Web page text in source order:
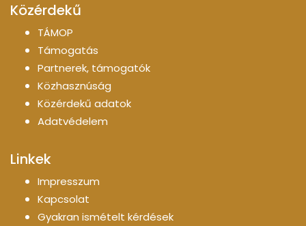
Közérdekű
TÁMOP
Támogatás
Partnerek, támogatók
Közhasznúság
Közérdekű adatok
Adatvédelem
Linkek
Impresszum
Kapcsolat
Gyakran ismételt kérdések